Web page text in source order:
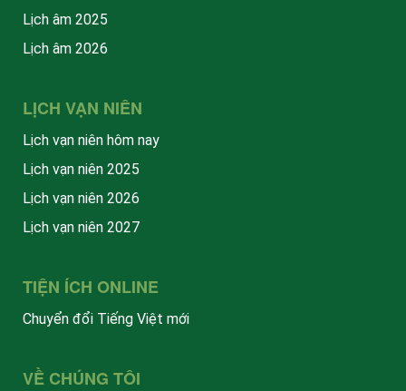
Lịch âm 2025
Lịch âm 2026
LỊCH VẠN NIÊN
Lịch vạn niên hôm nay
Lịch vạn niên 2025
Lịch vạn niên 2026
Lịch vạn niên 2027
TIỆN ÍCH ONLINE
Chuyển đổi Tiếng Việt mới
VỀ CHÚNG TÔI